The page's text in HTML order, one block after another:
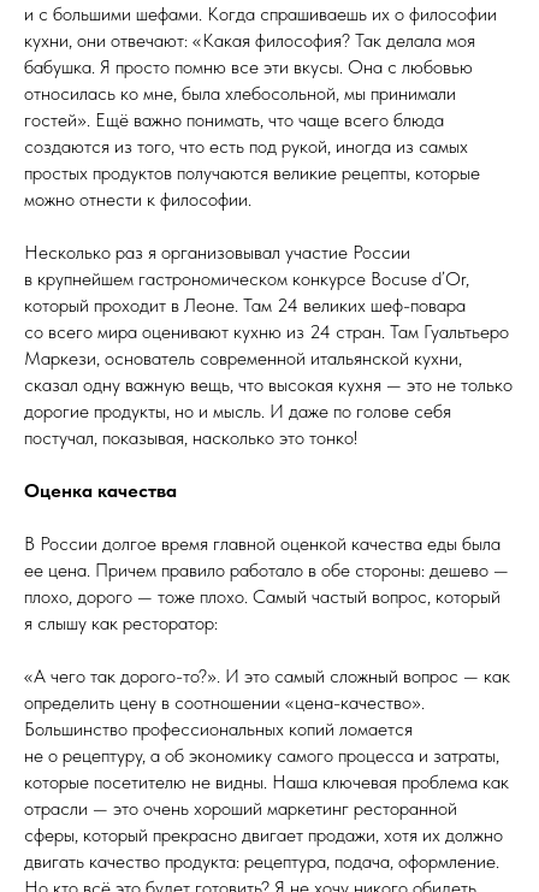
и с большими шефами. Когда спрашиваешь их о философии
кухни, они отвечают: «Какая философия? Так делала моя
бабушка. Я просто помню все эти вкусы. Она с любовью
относилась ко мне, была хлебосольной, мы принимали
гостей». Ещё важно понимать, что чаще всего блюда
создаются из того, что есть под рукой, иногда из самых
простых продуктов получаются великие рецепты, которые
можно отнести к философии.
Несколько раз я организовывал участие России
в крупнейшем гастрономическом конкурсе Bocuse d’Or,
который проходит в Леоне. Там 24 великих шеф-повара
со всего мира оценивают кухню из 24 стран. Там Гуальтьеро
Маркези, основатель современной итальянской кухни,
сказал одну важную вещь, что высокая кухня — это не только
дорогие продукты, но и мысль. И даже по голове себя
постучал, показывая, насколько это тонко!
Оценка качества
В России долгое время главной оценкой качества еды была
ее цена. Причем правило работало в обе стороны: дешево —
плохо, дорого — тоже плохо. Самый частый вопрос, который
я слышу как ресторатор:
«А чего так дорого-то?». И это самый сложный вопрос — как
определить цену в соотношении «цена-качество».
Большинство профессиональных копий ломается
не о рецептуру, а об экономику самого процесса и затраты,
которые посетителю не видны. Наша ключевая проблема как
отрасли — это очень хороший маркетинг ресторанной
сферы, который прекрасно двигает продажи, хотя их должно
двигать качество продукта: рецептура, подача, оформление.
Но кто всё это будет готовить? Я не хочу никого обидеть,